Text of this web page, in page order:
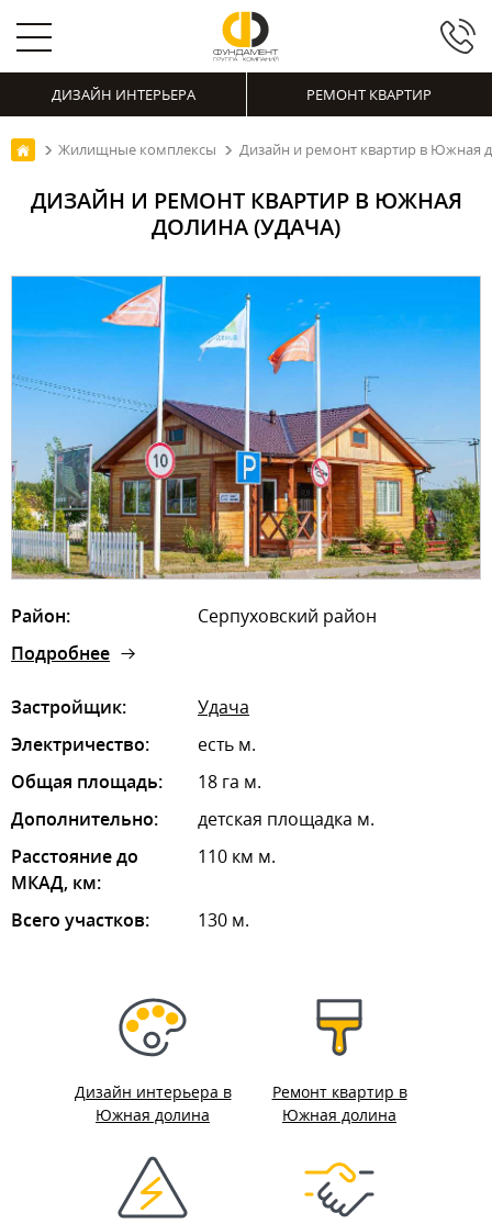
ДИЗАЙН ИНТЕРЬЕРА РЕМОНТ КВАРТИР
Жилищные комплексы Дизайн и ремонт квартир в Южная
ДИЗАЙН И РЕМОНТ КВАРТИР В ЮЖНАЯ
ДОЛИНА (УДАЧА)
Район:
Серпуховский район
Подробнее
Застройщик:
Удача
Электричество:
есть м.
Общая площадь:
18 га м.
Дополнительно:
детская площадка м.
Расстояние до
МКАД, км:
110 км м.
Всего участков: 130 м.
Дизайн интерьера в
Южная долина
Ремонт квартир в
Южная долина